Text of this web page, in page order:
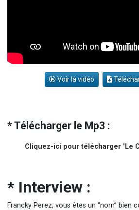
Voir la vidéo
* Télécharger le Mp3 :
Cliquez-ici pour télécharger 'Le
* Interview :
Francky Perez, vous êtes un “nom” bien